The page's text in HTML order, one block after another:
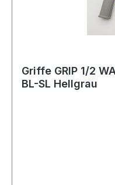
Griffe GRIP 1/2
BL-SL Hellgrau